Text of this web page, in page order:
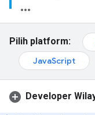
Pilih platform:
JavaScript
Developer